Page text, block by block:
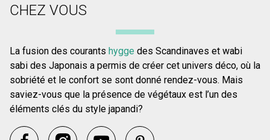
CHEZ VOUS
La fusion des courants hygge des Scandinaves et wabi
sabi des Japonais a permis de créer cet univers déco, où la
sobriété et le confort se sont donné rendez-vous. Mais
saviez-vous que la présence de végétaux est l’un des
éléments clés du style japandi?